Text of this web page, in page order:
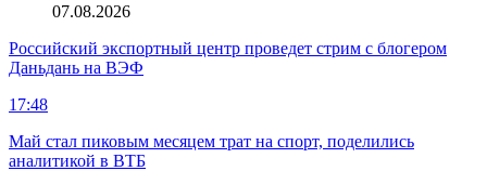
07.08.2026
Российский экспортный центр проведет стрим с блогером
Даньдань на ВЭФ
17:48
Май стал пиковым месяцем трат на спорт, поделились
аналитикой в ВТБ